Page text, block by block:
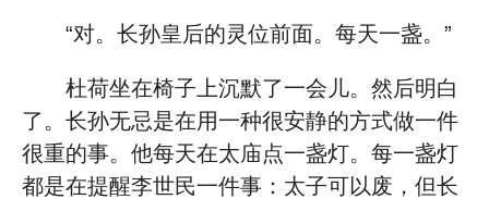
“对。长孙皇后的灵位前面。每天一盏。”
杜荷坐在椅子上沉默了一会儿。然后明白
了。长孙无忌是在用一种很安静的方式做一件
很重的事。他每天在太庙点一盏灯。每一盏灯
都是在提醒李世民一件事：太子可以废，但长